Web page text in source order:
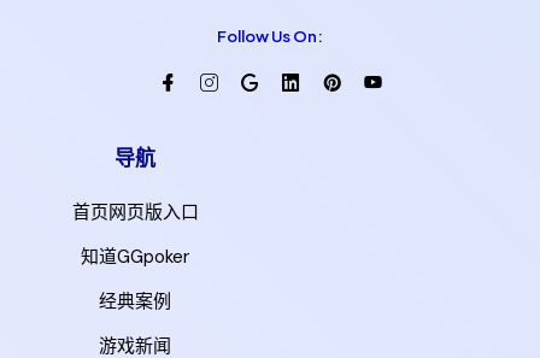
Follow Us On:
导航
首页网页版入口
知道GGpoker
经典案例
游戏新闻